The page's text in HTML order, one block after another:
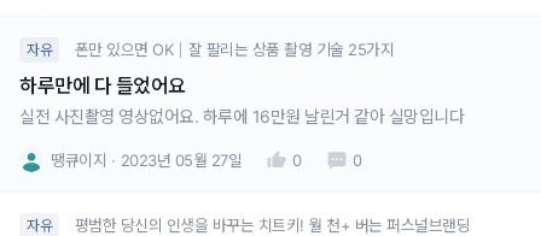
자유 폰만 있으면 OK｜잘 팔리는 상품 촬영 기술 25가지
하루만에 다 들었어요
실전 사진촬영 영상없어요. 하루에 16만원 날린거 같아 실망입니다
땡큐이지 2023년 05월 27일 0 0
자유 평범한 당신의 인생을 바꾸는 치트키! 월 천+ 버는 퍼스널브랜딩